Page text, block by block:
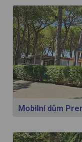
Mobilní dům